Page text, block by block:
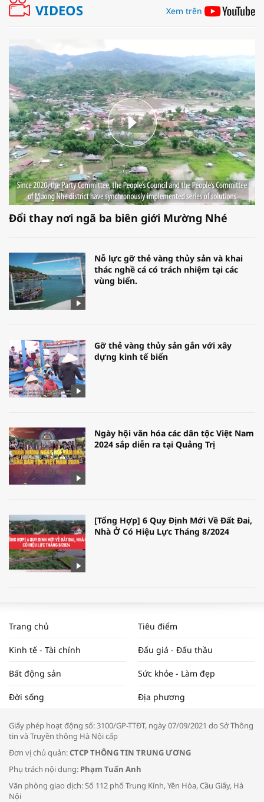
VIDEOS Xem trên
Đổi thay nơi ngã ba biên giới Mường Nhé
Nỗ lực gỡ thẻ vàng thủy sản và khai
thác nghề cá có trách nhiệm tại các
vùng biển.
Gỡ thẻ vàng thủy sản gắn với xây
dựng kinh tế biển
Ngày hội văn hóa các dân tộc Việt Nam
2024 sắp diễn ra tại Quảng Trị
[Tổng Hợp] 6 Quy Định Mới Về Đất Đai,
Nhà Ở Có Hiệu Lực Tháng 8/2024
NAM NĂM 2024 VÀ NĂM 2025 | NHỊP
ĐẬP THỊ TRƯỜNG #62
Tọa đàm “Xúc tiến thương mại: Khơi
Bác sĩ tư vấn cách phòng tránh bệnh
đường hô hấp trong thời tiết giao mùa
Trang chủ Tiêu điểm
Kinh tế - Tài chính Đấu giá - Đấu thầu
Bất động sản Sức khỏe - Làm đẹp
Đời sống Địa phương
Giấy phép hoạt động số: 3100/GP-TTĐT, ngày 07/09/2021 do Sở Thông
tin và Truyền thông Hà Nội cấp
Đơn vị chủ quản:CTCP THÔNG TIN TRUNG ƯƠNG
Phụ trách nội dung: Phạm Tuấn Anh
Văn phòng giao dịch: Số 112 phố Trung Kính, Yên Hòa, Cầu Giấy, Hà
Nội